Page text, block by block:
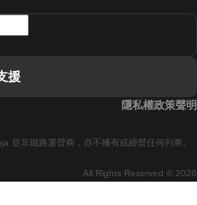
All Rights Reserved © 2026
並非鐵路運營商，亦不擁有或經營任何列車。
援
隱私權政策聲明